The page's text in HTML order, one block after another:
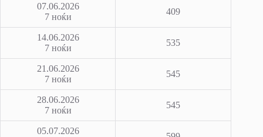
07.06.2026
7 ноќи
409
14.06.2026
7 ноќи
535
21.06.2026
7 ноќи
545
28.06.2026
7 ноќи
545
05.07.2026